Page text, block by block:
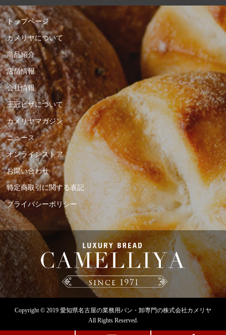
トップページ
カメリヤについて
商品紹介
店舗情報
会社情報
王冠ピザについて
カメリヤマガジン
ニュース
オンラインストア
お問い合わせ
特定商取引に関する表記
プライバシーポリシー
Copyright © 2019 愛知県名古屋の業務用パン・卸専門の株式会社カメリヤ
All Rights Reserved.